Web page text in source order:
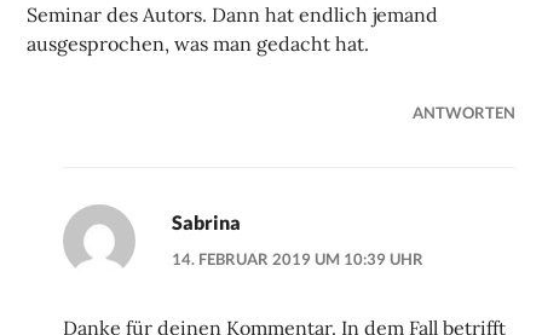
Seminar des Autors. Dann hat endlich jemand
ausgesprochen, was man gedacht hat.
ANTWORTEN
Sabrina
14. FEBRUAR 2019 UM 10:39 UHR
Danke für deinen Kommentar. In dem Fall betrifft